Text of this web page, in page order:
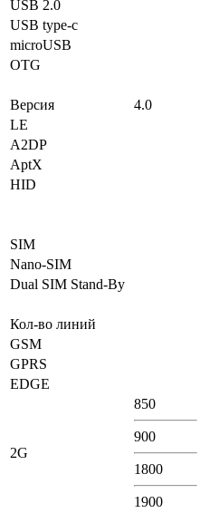
USB 2.0
USB type-c
microUSB
OTG
Версия
4.0
LE
A2DP
AptX
HID
SIM
Nano-SIM
Dual SIM Stand-By
Кол-во линий
GSM
GPRS
EDGE
2G
850
900
1800
1900